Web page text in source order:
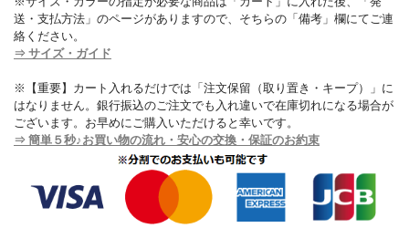
送・支払方法」のページがありますので、そちらの「備考」欄にてご連
絡ください。
⇒ サイズ・ガイド
※【重要】カート入れるだけでは「注文保留（取り置き・キープ）」に
はなりません。銀行振込のご注文でも入れ違いで在庫切れになる場合が
ございます。お早めにご購入いただけると幸いです。
⇒ 簡単５秒♪お買い物の流れ・安心の交換・保証のお約束